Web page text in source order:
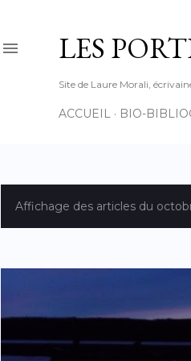
LES
Site de Laure Morali,
ACCUEIL BIO-
A
i
c
Affichage des articles du